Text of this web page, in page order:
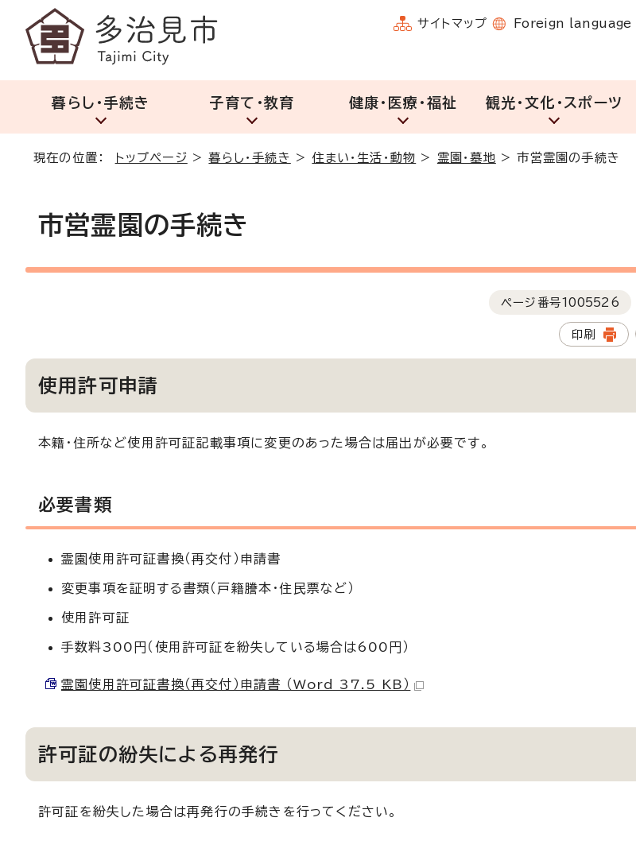
サイトマップ Foreign language
暮らし・手続き 子育て・教育 健康・医療・福祉 観光・文化・スポーツ
現在の位置： トップページ >暮らし・手続き >住まい・生活・動物 > 霊園・墓地 >市営霊園の手続き
市営霊園の手続き
ページ番号1005526
印刷
使用許可申請
本籍・住所など使用許可証記載事項に変更のあった場合は届出が必要です。
必要書類
霊園使用許可証書換（再交付）申請書
変更事項を証明する書類（戸籍謄本・住民票など）
使用許可証
手数料300円（使用許可証を紛失している場合は600円）
霊園使用許可証書換（再交付）申請書 （Word 37.5 KB）
許可証の紛失による再発行
許可証を紛失した場合は再発行の手続きを行ってください。